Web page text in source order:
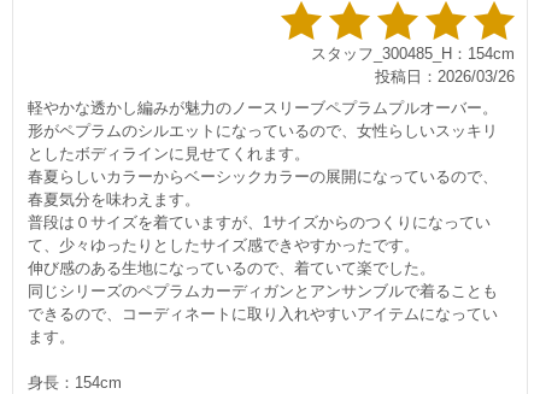
スタッフ_300485_H：154cm
投稿日：2026/03/26
軽やかな透かし編みが魅力のノースリーブペプラムプルオーバー。
形がペプラムのシルエットになっているので、女性らしいスッキリ
としたボディラインに見せてくれます。
春夏らしいカラーからベーシックカラーの展開になっているので、
春夏気分を味わえます。
普段は０サイズを着ていますが、1サイズからのつくりになってい
て、少々ゆったりとしたサイズ感できやすかったです。
伸び感のある生地になっているので、着ていて楽でした。
同じシリーズのペプラムカーディガンとアンサンブルで着ることも
できるので、コーディネートに取り入れやすいアイテムになってい
ます。
身長：154cm